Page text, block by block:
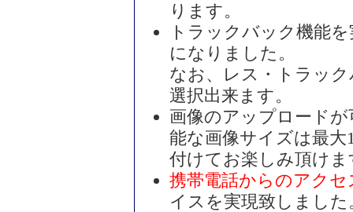
ります。
トラックバック機能
になりました。
なお、レス・トラッ
選択出来ます。
画像のアップロード
能な画像サイズは最大
付けてお楽しみ頂けま
携帯電話からのアクセ
イスを実現致しました